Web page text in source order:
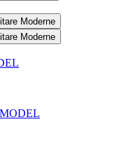
Moderne
Moderne